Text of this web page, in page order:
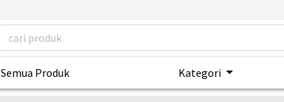
Semua Produk Kategori